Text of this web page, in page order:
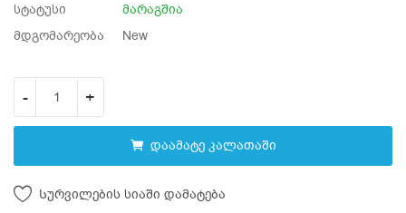
ადგილმდებარეობა
სტატუსი
მარაგშია
მდგომარეობა
New
- +
დაამატე კალათაში
Სურვილების სიაში დამატება